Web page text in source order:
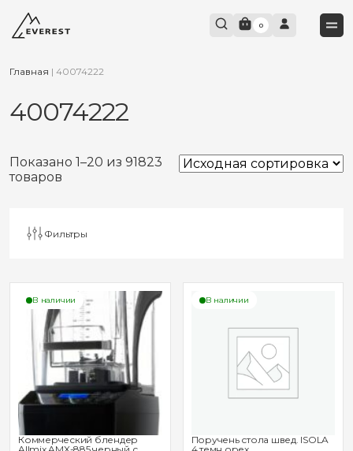
0
Главная | 40074222
40074222
Показано 1–20 из 91823
товаров
Фильтры
В наличии
Коммерческий блендер
Allmix AMX-885 черный с
В наличии
Поручень стола швед. ISOLA
4 темн.орех